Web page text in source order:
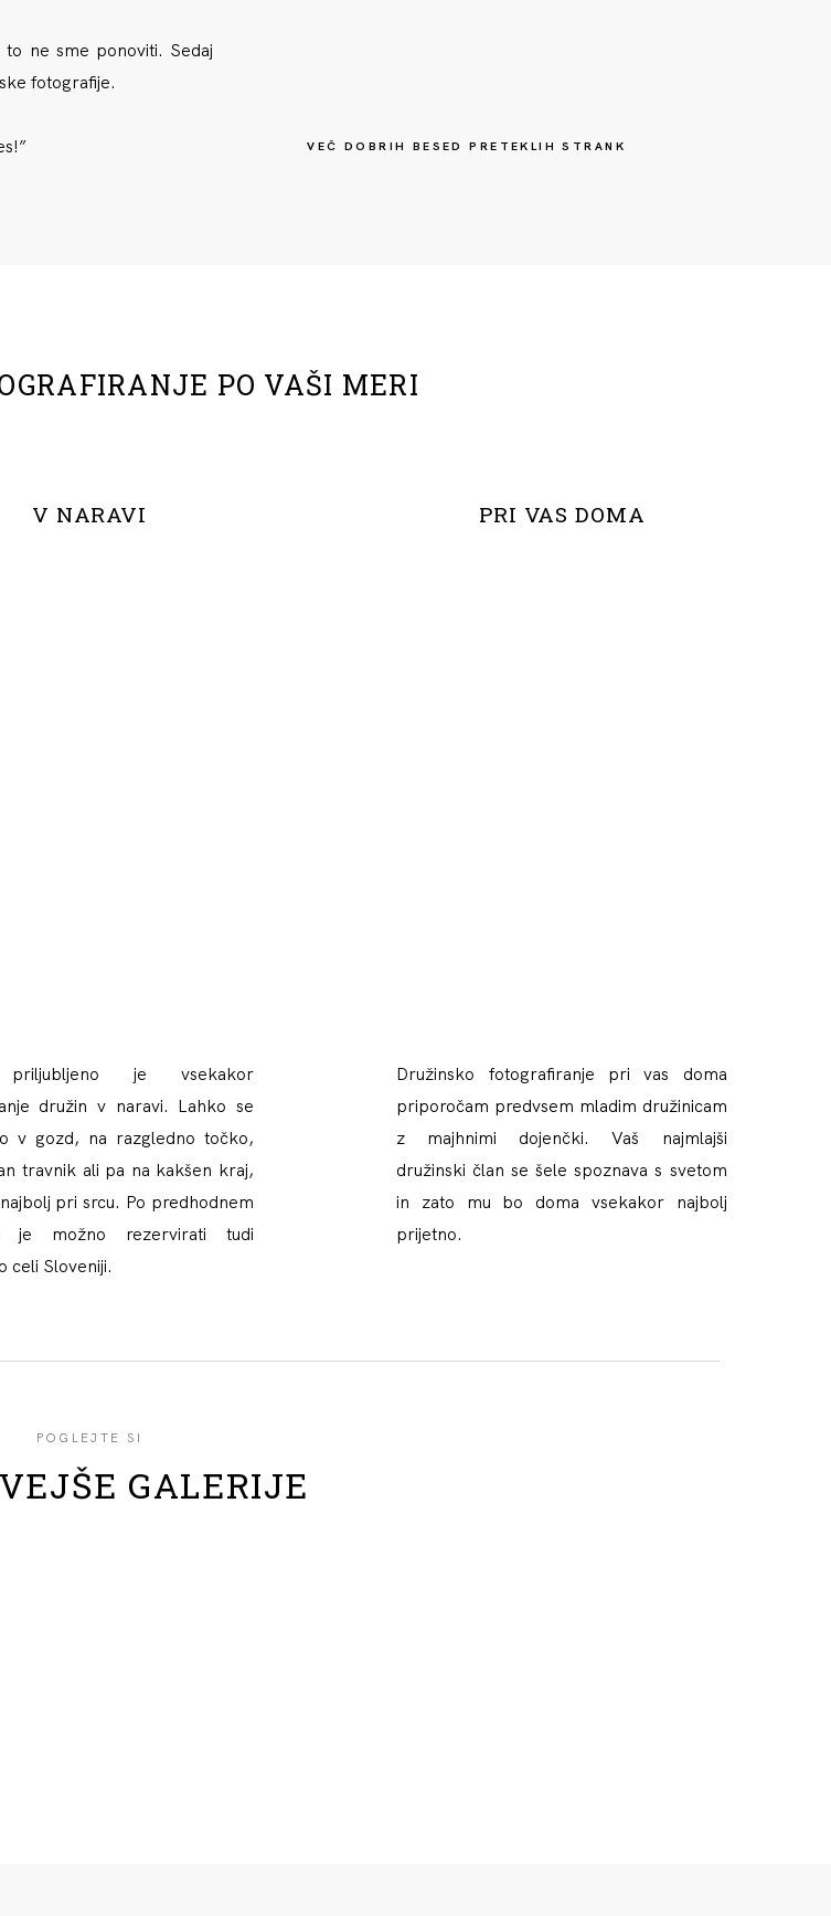
ne sme ponoviti. Sedaj
fotografije.
VEČ DOBRIH BESED PRETEKLIH STRANK
PO VAŠI MERI
V NARAVI PRI VAS DOMA
priljubljeno je vsekakor
družin v naravi. Lahko se
v gozd, na razgledno točko,
travnik ali pa na kakšen kraj,
pri srcu. Po predhodnem
je možno rezervirati tudi
celi Sloveniji.
Družinsko fotografiranje pri vas doma
priporočam predvsem mladim družinicam
z majhnimi dojenčki. Vaš najmlajši
družinski član se šele spoznava s svetom
in zato mu bo doma vsekakor najbolj
prijetno.
POGLEJTE SI
GALERIJE